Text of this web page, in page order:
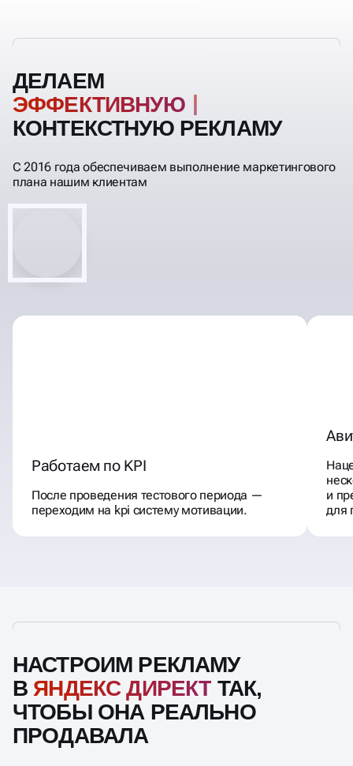
ДЕЛАЕМ
ЭФФЕКТ
КОНТЕКСТНУЮ РЕКЛАМУ
С 2016 года обеспечиваем выполнение маркетингового
плана нашим клиентам
Работаем по KPI
После проведения тестового периода —
переходим на kpi систему мотивации.
и
для
НАСТРОИМ РЕКЛАМУ
ВЯНДЕКС ДИРЕКТ ТАК,
ЧТОБЫ ОНА РЕАЛЬНО
ПРОДАВАЛА